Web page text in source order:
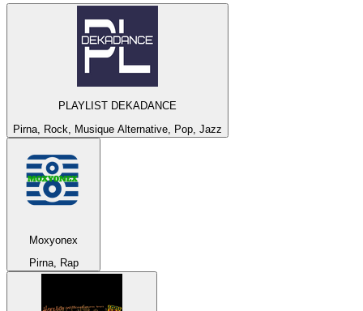
PLAYLIST DEKADANCE
Pirna, Rock, Musique Alternative, Pop, Jazz
Moxyonex
Pirna, Rap